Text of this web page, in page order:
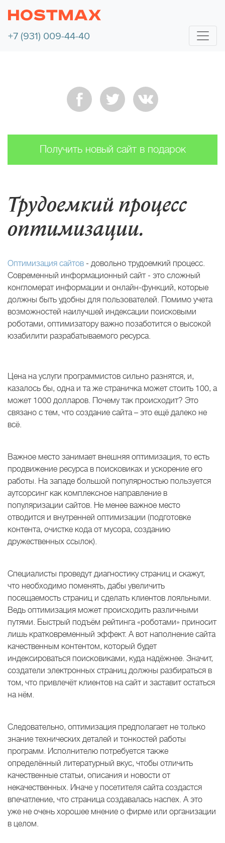
+7 (931) 009-44-40
Получить новый сайт в подарок
Трудоемкий процесс
оптимизации.
Оптимизация сайтов - довольно трудоемкий процесс.
Современный информационный сайт - это сложный
конгломерат информации и онлайн-функций, которые
должны быть удобны для пользователей. Помимо учета
возможностей наилучшей индексации поисковыми
роботами, оптимизатору важно позаботится о высокой
юзабилити разрабатываемого ресурса.
Цена на услуги программистов сильно разнятся, и,
казалось бы, одна и та же страничка может стоить 100, а
может 1000 долларов. Почему так происходит? Это
связано с тем, что создание сайта – это ещё далеко не
всё.
Важное место занимает внешняя оптимизация, то есть
продвижение ресурса в поисковиках и ускорение его
работы. На западе большой популярностью пользуется
аутсорсинг как комплексное направление в
популяризации сайтов. Не менее важное место
отводится и внутренней оптимизации (подготовке
контента, очистке кода от мусора, созданию
дружественных ссылок).
Специалисты проведут диагностику страниц и скажут,
что необходимо поменять, дабы увеличить
посещаемость страниц и сделать клиентов лояльными.
Ведь оптимизация может происходить различными
путями. Быстрый подъём рейтинга «роботами» приносит
лишь кратковременный эффект. А вот наполнение сайта
качественным контентом, который будет
индексироваться поисковиками, куда надёжнее. Значит,
создатели электронных страниц должны разбираться в
том, что привлечёт клиентов на сайт и заставит остаться
на нём.
Следовательно, оптимизация предполагает не только
знание технических деталей и тонкостей работы
программ. Исполнителю потребуется также
определённый литературный вкус, чтобы отличить
качественные статьи, описания и новости от
некачественных. Иначе у посетителя сайта создастся
впечатление, что страница создавалась наспех. А это
уже не очень хорошее мнение о фирме или организации
в целом.